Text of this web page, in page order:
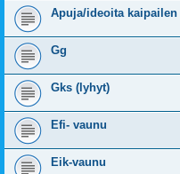
Apuja/ideoita kaipailen
Gg
Gks (lyhyt)
Efi- vaunu
Eik-vaunu